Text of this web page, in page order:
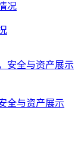
全与资产展示